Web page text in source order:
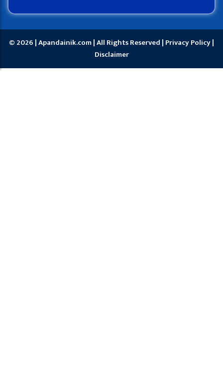
© 2026 | Apandainik.com | All Rights Reserved | Privacy Policy|
Disclaimer